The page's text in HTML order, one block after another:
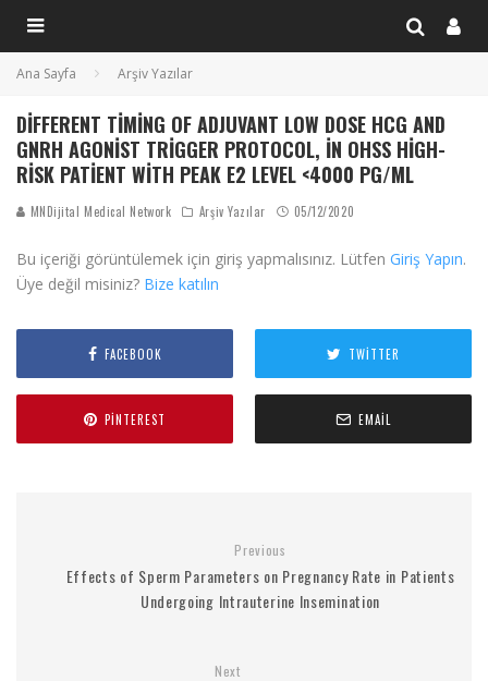
Ana Sayfa Arşiv Yazılar
DIFFERENT TIMING OF ADJUVANT LOW DOSE HCG AND
GNRH AGONIST TRIGGER PROTOCOL, IN OHSS HIGH-
RISK PATIENT WITH PEAK E2 LEVEL <4000 PG/ML
MNDijital Medical Network Arşiv Yazılar 05/12/2020
Bu içeriği görüntülemek için giriş yapmalısınız. Lütfen Giriş Yapın.
Üye değil misiniz? Bize katılın
FACEBOOK TWITTER
PINTEREST EMAIL
Previous
Effects of Sperm Parameters on Pregnancy Rate in Patients
Undergoing Intrauterine Insemination
Next